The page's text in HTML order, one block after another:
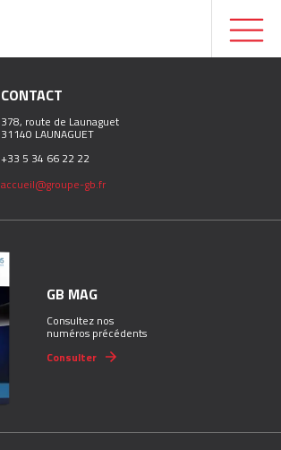
CONTACT
378, route de Launaguet
31140 LAUNAGUET
+33 5 34 66 22 22
accueil@groupe-gb.fr
GB MAG
Consultez nos
numéros précédents
Consulter